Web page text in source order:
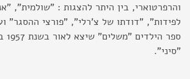
והרפרטוארי, בין היתר להצגות : "שולמית",
לפידות", "דודתו של צ'רלי", "פורצי ההסגר"
"סיני".